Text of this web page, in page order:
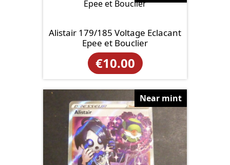
Alistair 179/185 Voltage Eclacant
Epee et Bouclier
€10.00
Near mint